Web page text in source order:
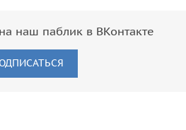
наш паблик в ВКонтакте